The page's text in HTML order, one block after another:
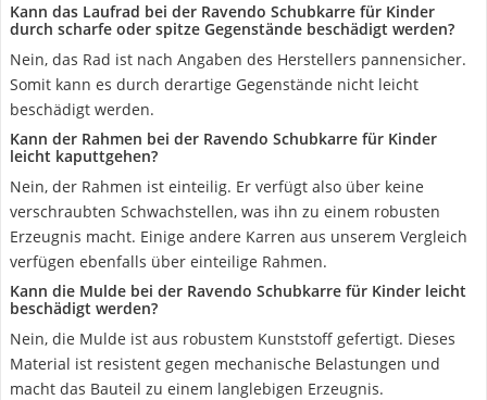
Kann das Laufrad bei der Ravendo Schubkarre für Kinder
durch scharfe oder spitze Gegenstände beschädigt werden?
Nein, das Rad ist nach Angaben des Herstellers pannensicher.
Somit kann es durch derartige Gegenstände nicht leicht
beschädigt werden.
Kann der Rahmen bei der Ravendo Schubkarre für Kinder
leicht kaputtgehen?
Nein, der Rahmen ist einteilig. Er verfügt also über keine
verschraubten Schwachstellen, was ihn zu einem robusten
Erzeugnis macht. Einige andere Karren aus unserem Vergleich
verfügen ebenfalls über einteilige Rahmen.
Kann die Mulde bei der Ravendo Schubkarre für Kinder leicht
beschädigt werden?
Nein, die Mulde ist aus robustem Kunststoff gefertigt. Dieses
Material ist resistent gegen mechanische Belastungen und
macht das Bauteil zu einem langlebigen Erzeugnis.